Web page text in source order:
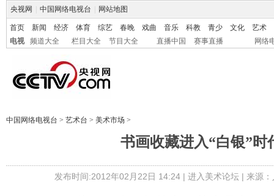
央视网 中国网络电视台 网站地图
首页 新闻 经济 体育 综艺 春晚 戏曲 音乐 科教 青少 文化
艺术
电视
频道大全 栏目大全 节目大全 直播中国 赛事直播 网络
中国网络电视台 > 艺术台 > 美术市场 >
书画收藏进入“白银”时
发布时间:2012年02月22日 14:24 | 进入美术论坛| 来源